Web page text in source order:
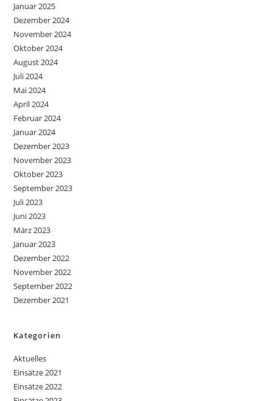
Januar 2025
Dezember 2024
November 2024
Oktober 2024
August 2024
Juli 2024
Mai 2024
April 2024
Februar 2024
Januar 2024
Dezember 2023
November 2023
Oktober 2023
September 2023
Juli 2023
Juni 2023
März 2023
Januar 2023
Dezember 2022
November 2022
September 2022
Dezember 2021
Kategorien
Aktuelles
Einsätze 2021
Einsätze 2022